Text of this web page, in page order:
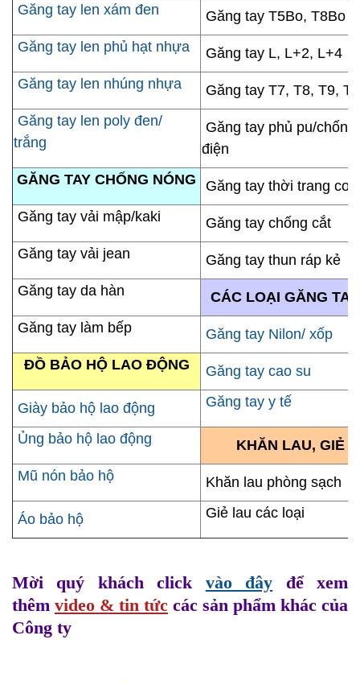
Găng tay len xám đen
Găng tay T5Bo, T8Bo
Găng tay len phủ hạt nhựa
Găng tay L, L+2, L+4
Găng tay len nhúng nhựa
Găng tay T7, T8, T9,
Găng tay len poly đen/
trắng
Găng tay phủ pu/chống
điện
GĂNG TAY CHỐNG NÓNG
Găng tay thời trang
Găng tay vải mập/kaki
Găng tay chống cắt
Găng tay vải jean
Găng tay thun ráp kẻ
Găng tay da hàn
CÁC LOẠI GĂNG
Găng tay làm bếp
Găng tay Nilon/ xốp
ĐỒ BẢO HỘ LAO ĐỘNG
Găng tay cao su
Giày bảo hộ lao động Găng tay y tế
Ủng bảo hộ lao động
KHĂN LAU, GIẺ
Mũ nón bảo hộ
Khăn lau phòng sạch
Áo bảo hộ Giẻ lau các loại
Mời quý khách click vào đây
để xem
thêm video & tin tức các sản phẩm khác của
Công ty